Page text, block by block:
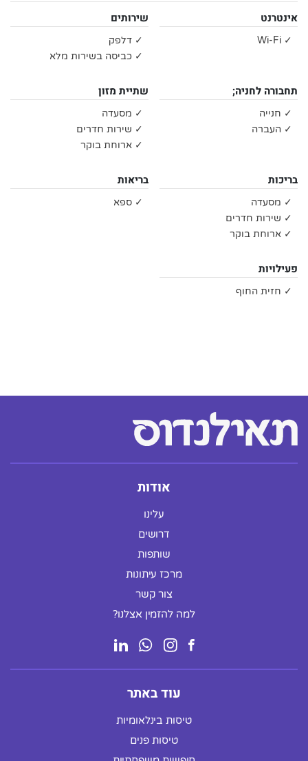
אינטרנט
✓ Wi-Fi
שירותים
✓ דלפק
✓ כביסה בשירות מלא
תחבורה לחניה;
✓ חנייה
✓ העברה
שתיית מזון
✓ מסעדה
✓ שירות חדרים
✓ ארוחת בוקר
בריכות
✓ מסעדה
✓ שירות חדרים
✓ ארוחת בוקר
בריאות
✓ ספא
פעילויות
✓ חזית החוף
אודות
עלינו
דרושים
שותפות
מרכז עיתונות
צור קשר
למה להזמין אצלנו?
עוד באתר
טיסות בינלאומיות
טיסות פנים